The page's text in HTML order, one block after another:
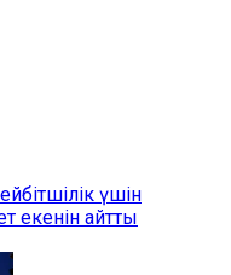
үшін
екенін айтты